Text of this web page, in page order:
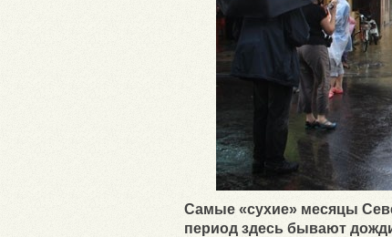
Самые «сухие» месяцы
период здесь бывают